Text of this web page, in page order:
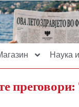
Наука
преговори: